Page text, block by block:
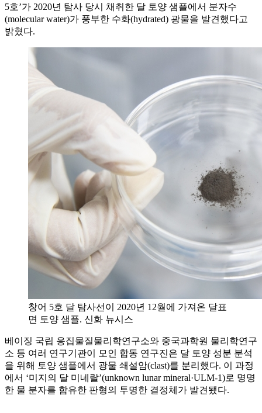
5호’가 2020년 탐사 당시 채취한 달 토양 샘플에서 분자수
(molecular water)가 풍부한 수화(hydrated) 광물을 발견했다고
밝혔다.
창어 5호 달 탐사선이 2020년 12월에 가져온 달표
면 토양 샘플. 신화 뉴시스
베이징 국립 응집물질물리학연구소와 중국과학원 물리학연구
소 등 여러 연구기관이 모인 합동 연구진은 달 토양 성분 분석
을 위해 토양 샘플에서 광물 쇄설암(clast)를 분리했다. 이 과정
에서 ‘미지의 달 미네랄’(unknown lunar mineral·ULM-1)로 명명
한 물 분자를 함유한 판형의 투명한 결정체가 발견됐다.